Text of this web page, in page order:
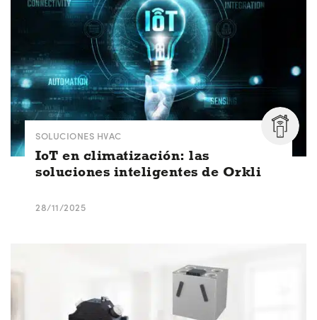
SOLUCIONES HVAC
IoT en climatización: las
soluciones inteligentes de Orkli
28/11/2025